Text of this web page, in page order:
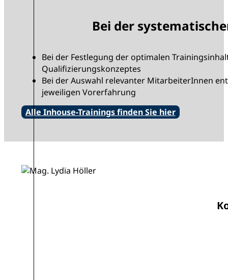
Bei der
Bei der Festlegung der optimalen
Qualifizierungskonzeptes
Bei der Auswahl relevanter MitarbeiterInnen
jeweiligen Vorerfahrung
Alle Inhouse-Trainings finden Sie hier